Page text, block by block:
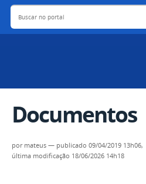
Buscar no portal
Documentos
por mateus — publicado 09/04/2019 13h06,
última modificação 18/06/2026 14h18